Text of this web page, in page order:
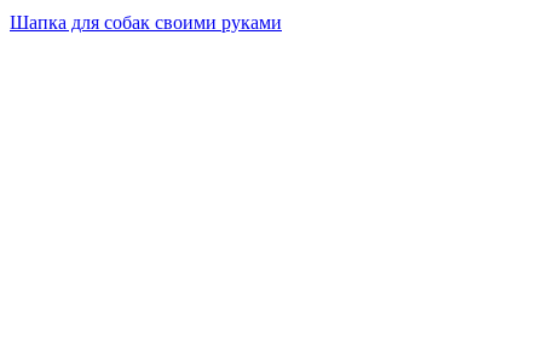
Шапка для собак своими руками